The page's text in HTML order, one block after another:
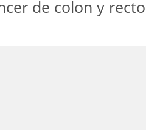
de colon y recto